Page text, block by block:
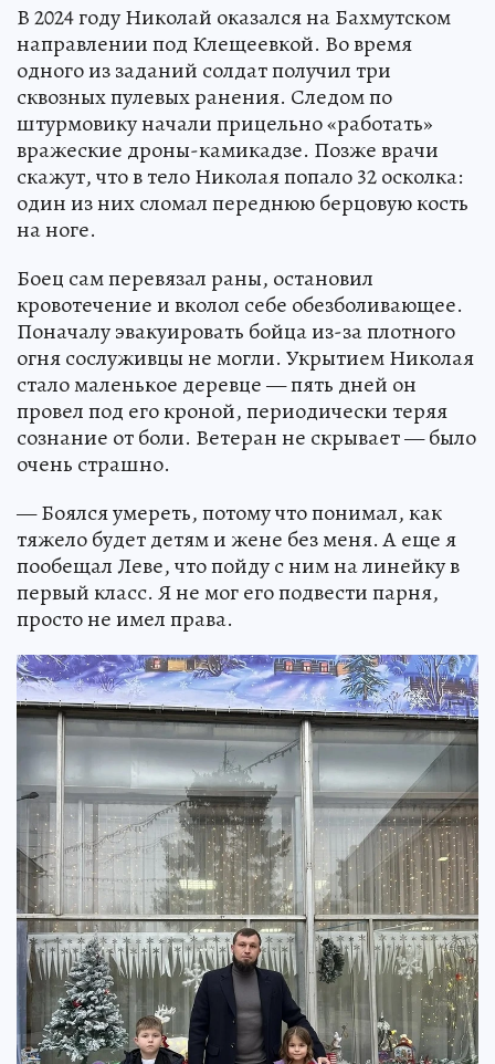
В 2024 году Николай оказался на Бахмутском
направлении под Клещеевкой. Во время
одного из заданий солдат получил три
сквозных пулевых ранения. Следом по
штурмовику начали прицельно «работать»
вражеские дроны-камикадзе. Позже врачи
скажут, что в тело Николая попало 32 осколка:
один из них сломал переднюю берцовую кость
на ноге.
Боец сам перевязал раны, остановил
кровотечение и вколол себе обезболивающее.
Поначалу эвакуировать бойца из-за плотного
огня сослуживцы не могли. Укрытием Николая
стало маленькое деревце — пять дней он
провел под его кроной, периодически теряя
сознание от боли. Ветеран не скрывает — было
очень страшно.
— Боялся умереть, потому что понимал, как
тяжело будет детям и жене без меня. А еще я
пообещал Леве, что пойду с ним на линейку в
первый класс. Я не мог его подвести парня,
просто не имел права.